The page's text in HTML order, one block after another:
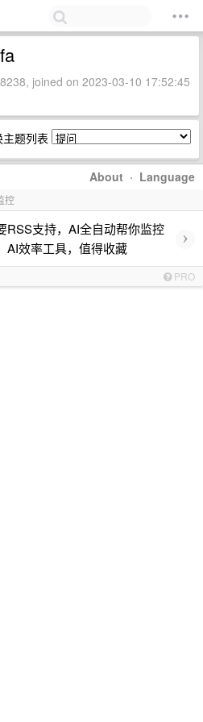
joined on 2023-03-10 17:52:45
题列表
About · Language
控
RSS支持，AI全自动帮你监控
AI效率工具，值得收藏
›
PRO